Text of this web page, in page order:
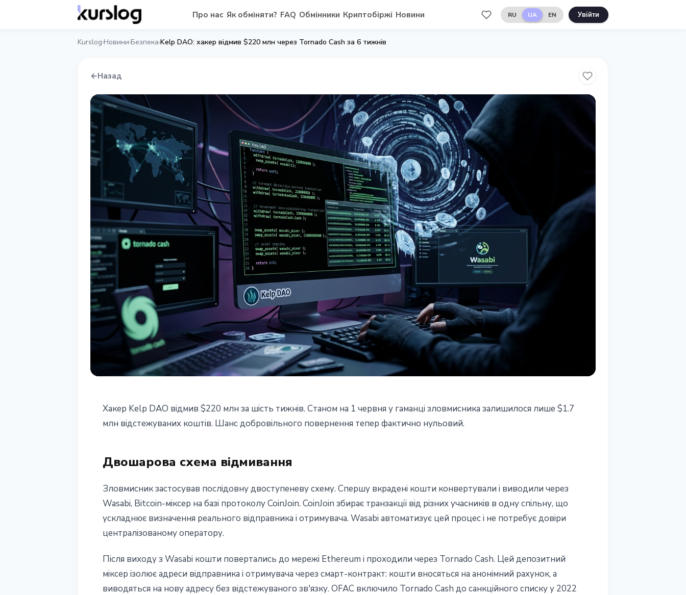
Про нас Як обміняти? FAQ Обмінники Криптобіржі Новини RU UA EN Увійти
Kurslog›Новини›Безпека›Kelp DAO: хакер відмив $220 млн через Tornado Cash за 6 тижнів
←Назад
Хакер Kelp DAO відмив $220 млн: Tornado
1 червня 2026 р.
Хакер Kelp DAO відмив $220 млн за шість тижнів. Станом на 1 червня у гаманці зловмисника залишилося лише $1.7
млн відстежуваних коштів. Шанс добровільного повернення тепер фактично нульовий.
Двошарова схема відмивання
Зловмисник застосував послідовну двоступеневу схему. Спершу вкрадені кошти конвертували і виводили через
Wasabi, Bitcoin-міксер на базі протоколу CoinJoin. CoinJoin збирає транзакції від різних учасників в одну спільну, що
ускладнює визначення реального відправника і отримувача. Wasabi автоматизує цей процес і не потребує довіри
централізованому оператору.
Після виходу з Wasabi кошти повертались до мережі Ethereum і проходили через Tornado Cash. Цей депозитний
міксер ізолює адреси відправника і отримувача через смарт-контракт: кошти вносяться на анонімний рахунок, а
виводяться на нову адресу без відстежуваного зв'язку. OFAC включило Tornado Cash до санкційного списку у 2022